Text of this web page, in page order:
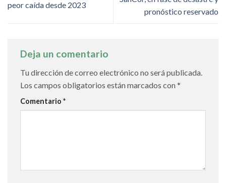
peor caída desde 2023
pronóstico reservado
Deja un comentario
Tu dirección de correo electrónico no será publicada.
Los campos obligatorios están marcados con*
Comentario *